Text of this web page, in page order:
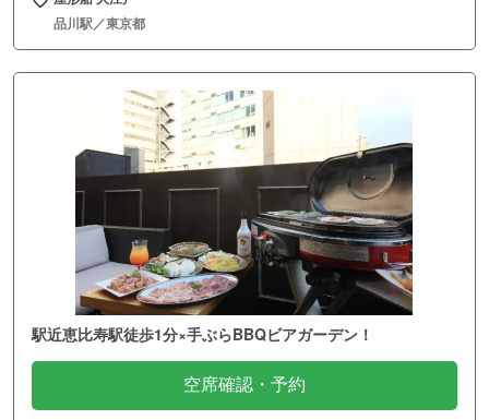
品川駅／東京都
駅近恵比寿駅徒歩1分×手ぶらBBQビアガーデン！
空席確認・予約